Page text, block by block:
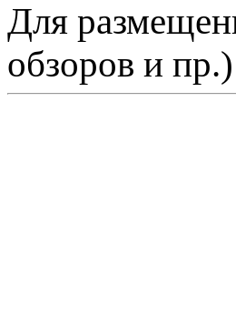
Для
обзоров и